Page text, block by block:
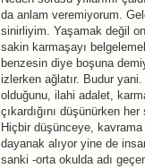
da anlam veremiyorum.
sinirliyim. Yaşamak değil
sakin karmaşayı
benzesin diye boşuna
izlerken ağlatır. Budur
olduğunu, ilahi adalet,
çıkardığını düşünürken
Hiçbir düşünceye, kavrama
dayanak alıyor yine de
sanki -orta okulda adı